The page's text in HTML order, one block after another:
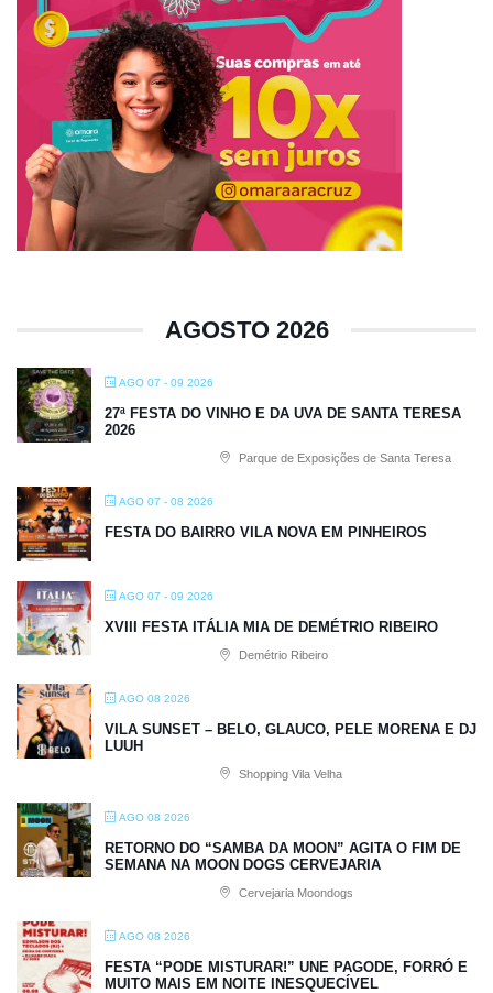
AGOSTO 2026
AGO 07 - 09 2026
27ª FESTA DO VINHO E DA UVA DE SANTA TERESA
2026
Parque de Exposições de Santa Teresa
AGO 07 - 08 2026
FESTA DO BAIRRO VILA NOVA EM PINHEIROS
AGO 07 - 09 2026
XVIII FESTA ITÁLIA MIA DE DEMÉTRIO RIBEIRO
Demétrio Ribeiro
AGO 08 2026
VILA SUNSET – BELO, GLAUCO, PELE MORENA E DJ
LUUH
Shopping Vila Velha
AGO 08 2026
RETORNO DO “SAMBA DA MOON” AGITA O FIM DE
SEMANA NA MOON DOGS CERVEJARIA
Cervejaria Moondogs
AGO 08 2026
FESTA “PODE MISTURAR!” UNE PAGODE, FORRÓ E
MUITO MAIS EM NOITE INESQUECÍVEL